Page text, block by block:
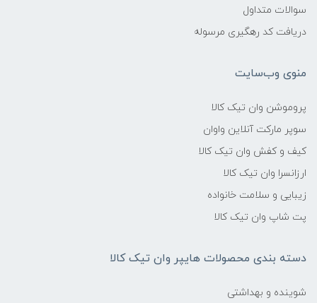
سوالات متداول
دریافت کد رهگیری مرسوله
منوی وب‌سایت
پروموشن وان تیک کالا
سوپر مارکت آنلاین واوان
کیف و کفش وان تیک کالا
ارزانسرا وان تیک کالا
زیبایی و سلامت خانواده
پت شاپ وان تیک کالا
دسته بندی محصولات هایپر وان تیک کالا
شوینده و بهداشتی